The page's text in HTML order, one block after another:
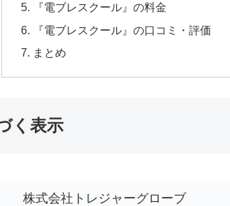
『電ブレスクール』の料金
『電ブレスクール』の口コミ・評価
まとめ
く表示
株式会社トレジャーグローブ